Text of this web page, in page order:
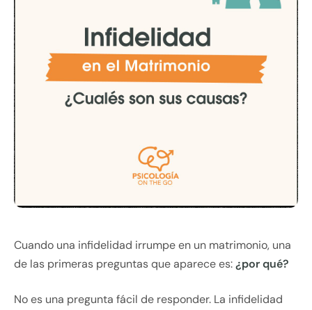
Cuando una infidelidad irrumpe en un matrimonio, una
de las primeras preguntas que aparece es:¿por qué?
No es una pregunta fácil de responder. La infidelidad